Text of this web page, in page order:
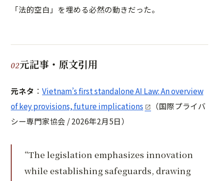
「法的空白」を埋める必然の動きだった。
元記事・原文引用
元ネタ ： Vietnam’s first standalone AI Law: An overview
of key provisions, future implications
（国際プライバ
シー専門家協会 / 2026年2月5日）
“The legislation emphasizes innovation
while establishing safeguards, drawing